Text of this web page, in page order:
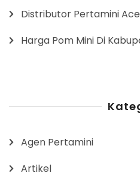
Distributor Pertamini
Harga Pom Mini Di
Agen Pertamini
Artikel